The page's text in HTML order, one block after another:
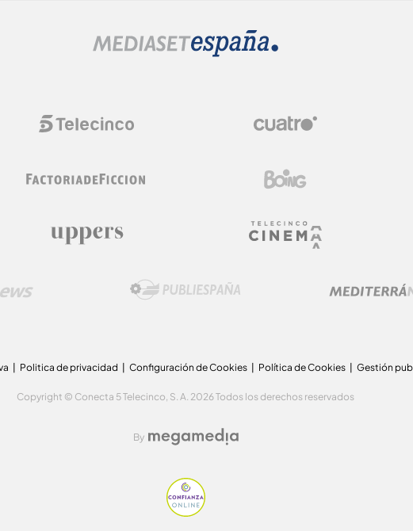
Politica de privacidad Configuración de Cookies Política de Cookies Gestión
Copyright © Conecta 5 Telecinco, S. A. 2026 Todos los derechos reservados
By